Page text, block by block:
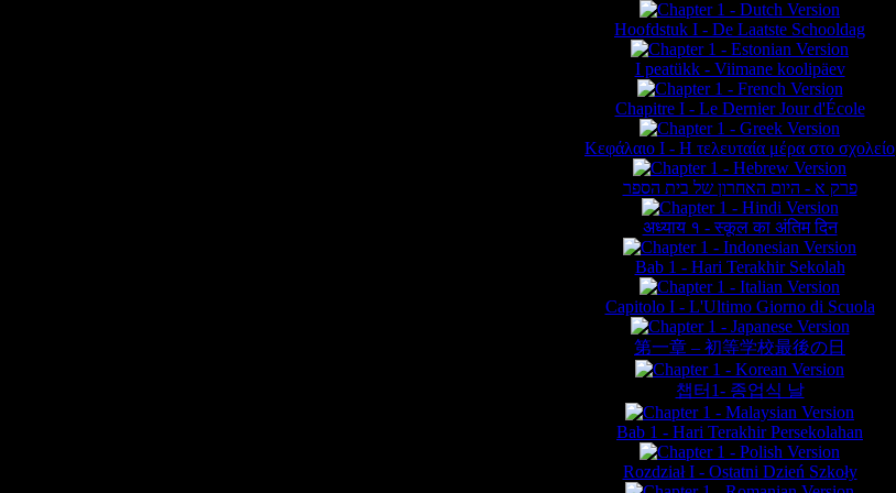
Hoofdstuk I - De Laatste Schooldag
I peatükk - Viimane koolipäev
Chapitre I - Le Dernier Jour d'École
Κεφάλαιο Ι - Η τελευταία μέρα στο σχολείο
פרק א - היום האחרון של בית הספר
अध्याय १ - स्कूल का अंतिम दिन
Bab 1 - Hari Terakhir Sekolah
Capitolo I - L'Ultimo Giorno di Scuola
第一章 – 初等学校最後の日
챕터1- 종업식 날
Bab 1 - Hari Terakhir Persekolahan
Rozdział I - Ostatni Dzień Szkoły